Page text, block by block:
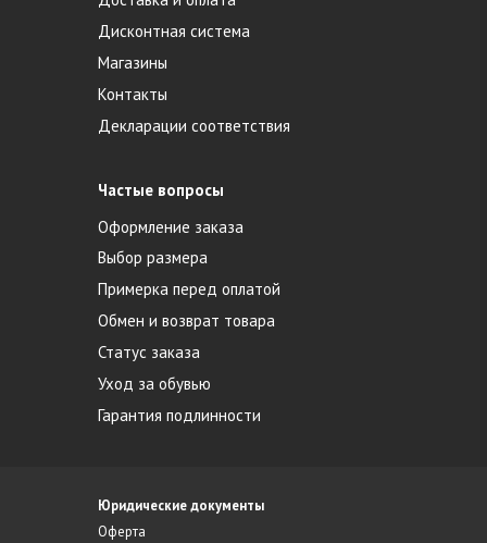
Дисконтная система
Магазины
Контакты
Декларации соответствия
Частые вопросы
Оформление заказа
Выбор размера
Примерка перед оплатой
Обмен и возврат товара
Статус заказа
Уход за обувью
Гарантия подлинности
Юридические документы
Оферта